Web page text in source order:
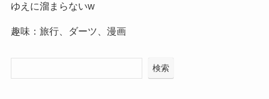
ゆえに溜まらないw
趣味：旅行、ダーツ、漫画
検索